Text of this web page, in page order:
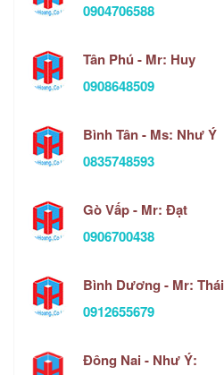
0904706588
Tân Phú - Mr: Huy
0908648509
Bình Tân - Ms: Như Ý
0835748593
Gò Vấp - Mr: Đạt
0906700438
Bình Dương - Mr: Thái
0912655679
Đông Nai - Như Ý: